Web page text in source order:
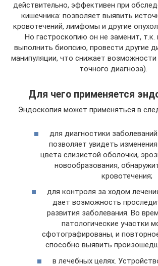
действительно, эффективен при
кишечника: позволяет выявить
кровотечений, лимфомы и другие
Но гастроскопию он не заменит,
выполнить биопсию, провести другие
манипуляции, что снижает
точного диагноза).
Для чего применяется
Эндоскопия может применяться в
для диагностики
позволяет увидеть
цвета слизистой оболочки,
новообразования,
кровотечения;
для контроля за ходом
дает возможность
развития заболевания. Во
патологические участки
сфотографированы, и
способно выявить
в лечебных целях.